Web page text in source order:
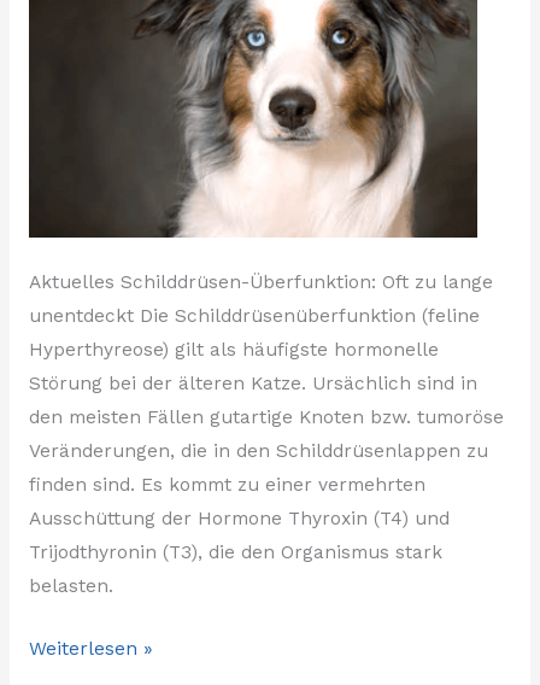
Aktuelles Schilddrüsen-Überfunktion: Oft zu lange
unentdeckt Die Schilddrüsenüberfunktion (feline
Hyperthyreose) gilt als häufigste hormonelle
Störung bei der älteren Katze. Ursächlich sind in
den meisten Fällen gutartige Knoten bzw. tumoröse
Veränderungen, die in den Schilddrüsenlappen zu
finden sind. Es kommt zu einer vermehrten
Ausschüttung der Hormone Thyroxin (T4) und
Trijodthyronin (T3), die den Organismus stark
belasten.
Weiterlesen »